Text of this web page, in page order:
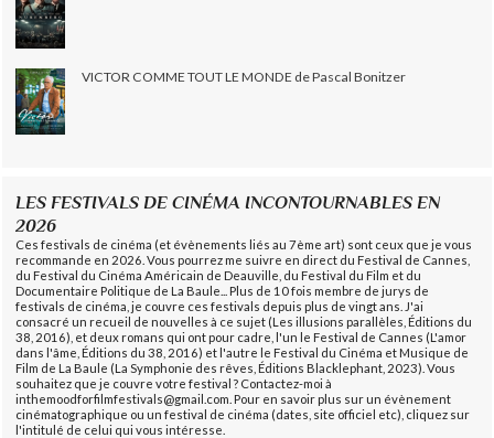
VICTOR COMME TOUT LE MONDE de Pascal Bonitzer
LES FESTIVALS DE CINÉMA INCONTOURNABLES EN
2026
Ces festivals de cinéma (et évènements liés au 7ème art) sont ceux que je vous
recommande en 2026. Vous pourrez me suivre en direct du Festival de Cannes,
du Festival du Cinéma Américain de Deauville, du Festival du Film et du
Documentaire Politique de La Baule... Plus de 10 fois membre de jurys de
festivals de cinéma, je couvre ces festivals depuis plus de vingt ans. J'ai
consacré un recueil de nouvelles à ce sujet (Les illusions parallèles, Éditions du
38, 2016), et deux romans qui ont pour cadre, l'un le Festival de Cannes (L'amor
dans l'âme, Éditions du 38, 2016) et l'autre le Festival du Cinéma et Musique de
Film de La Baule (La Symphonie des rêves, Éditions Blacklephant, 2023). Vous
souhaitez que je couvre votre festival ? Contactez-moi à
inthemoodforfilmfestivals@gmail.com. Pour en savoir plus sur un évènement
cinématographique ou un festival de cinéma (dates, site officiel etc), cliquez sur
l'intitulé de celui qui vous intéresse.